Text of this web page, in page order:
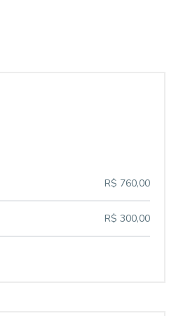
R$ 760,00
R$ 300,00